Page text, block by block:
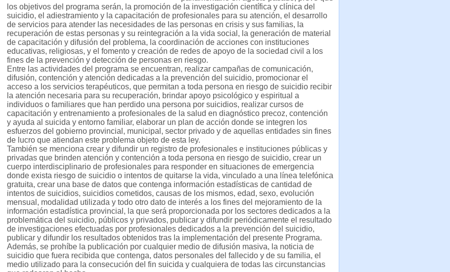
los objetivos del programa serán, la promoción de la investigación científica y clínica del
suicidio, el adiestramiento y la capacitación de profesionales para su atención, el desarrollo
de servicios para atender las necesidades de las personas en crisis y sus familias, la
recuperación de estas personas y su reintegración a la vida social, la generación de material
de capacitación y difusión del problema, la coordinación de acciones con instituciones
educativas, religiosas, y el fomento y creación de redes de apoyo de la sociedad civil a los
fines de la prevención y detección de personas en riesgo.
Entre las actividades del programa se encuentran, realizar campañas de comunicación,
difusión, contención y atención dedicadas a la prevención del suicidio, promocionar el
acceso a los servicios terapéuticos, que permitan a toda persona en riesgo de suicidio recibir
la atención necesaria para su recuperación, brindar apoyo psicológico y espiritual a
individuos o familiares que han perdido una persona por suicidios, realizar cursos de
capacitación y entrenamiento a profesionales de la salud en diagnóstico precoz, contención
y ayuda al suicida y entorno familiar, elaborar un plan de acción donde se integren los
esfuerzos del gobierno provincial, municipal, sector privado y de aquellas entidades sin fines
de lucro que atiendan este problema objeto de esta ley.
También se menciona crear y difundir un registro de profesionales e instituciones públicas y
privadas que brinden atención y contención a toda persona en riesgo de suicidio, crear un
cuerpo interdisciplinario de profesionales para responder en situaciones de emergencia
donde exista riesgo de suicidio o intentos de quitarse la vida, vinculado a una línea telefónica
gratuita, crear una base de datos que contenga información estadísticas de cantidad de
intentos de suicidios, suicidios cometidos, causas de los mismos, edad, sexo, evolución
mensual, modalidad utilizada y todo otro dato de interés a los fines del mejoramiento de la
información estadística provincial, la que será proporcionada por los sectores dedicados a la
problemática del suicidio, públicos y privados, publicar y difundir periódicamente el resultado
de investigaciones efectuadas por profesionales dedicados a la prevención del suicidio,
publicar y difundir los resultados obtenidos tras la implementación del presente Programa.
Además, se prohíbe la publicación por cualquier medio de difusión masiva, la noticia de
suicidio que fuera recibida que contenga, datos personales del fallecido y de su familia, el
medio utilizado para la consecución del fin suicida y cualquiera de todas las circunstancias